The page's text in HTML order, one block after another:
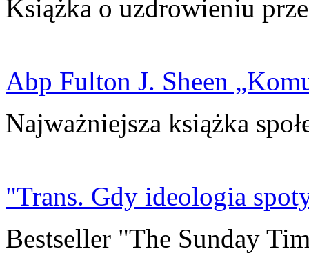
Książka o uzdrowieniu
Abp Fulton J. Sheen
Najważniejsza książka
"Trans. Gdy ideologia
Bestseller "The Sunday